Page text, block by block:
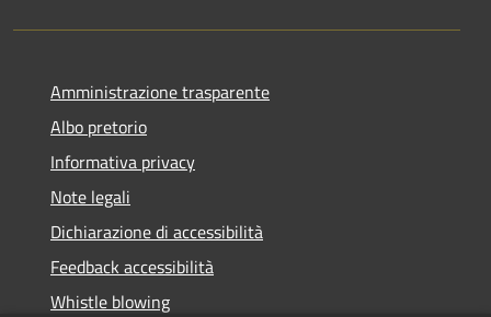
Amministrazione trasparente
Albo pretorio
Informativa privacy
Note legali
Dichiarazione di accessibilità
Feedback accessibilità
Whistle blowing